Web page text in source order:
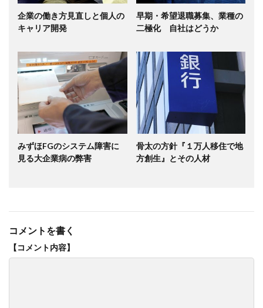
企業の働き方見直しと個人の
キャリア開発
早期・希望退職募集、業種の
二極化 自社はどうか
みずほFGのシステム障害に
見る大企業病の弊害
骨太の方針『１万人移住で地
方創生』とその人材
コメントを書く